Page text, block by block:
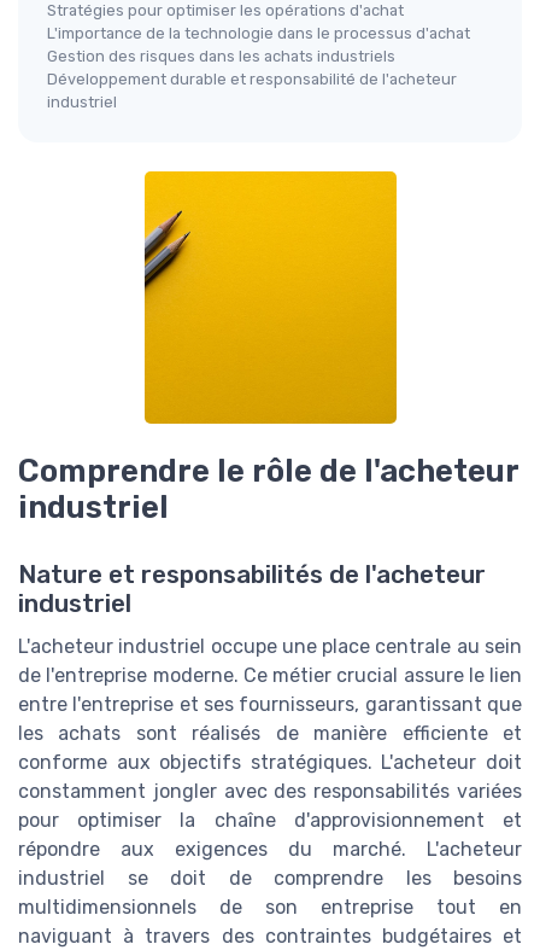
Stratégies pour optimiser les opérations d'achat
L'importance de la technologie dans le processus d'achat
Gestion des risques dans les achats industriels
Développement durable et responsabilité de l'acheteur
industriel
Comprendre le rôle de l'acheteur
industriel
Nature et responsabilités de l'acheteur
industriel
L'acheteur industriel occupe une place centrale au sein
de l'entreprise moderne. Ce métier crucial assure le lien
entre l'entreprise et ses fournisseurs, garantissant que
les achats sont réalisés de manière efficiente et
conforme aux objectifs stratégiques. L'acheteur doit
constamment jongler avec des responsabilités variées
pour optimiser la chaîne d'approvisionnement et
répondre aux exigences du marché. L'acheteur
industriel se doit de comprendre les besoins
multidimensionnels de son entreprise tout en
naviguant à travers des contraintes budgétaires et